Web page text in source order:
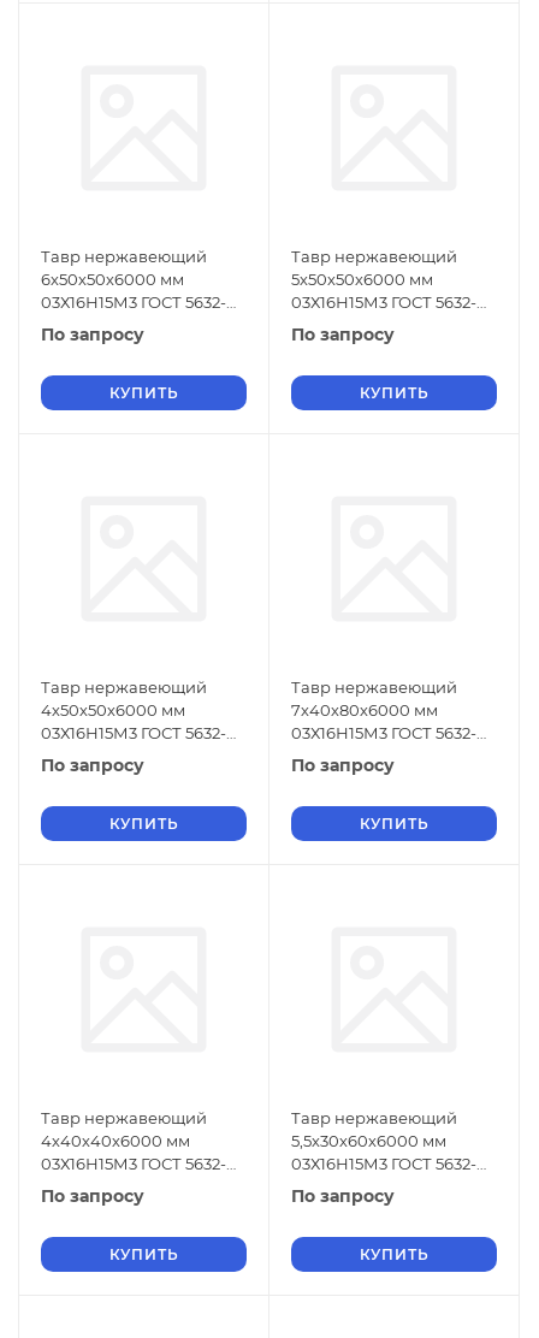
Тавр нержавеющий
6х50х50х6000 мм
03Х16Н15М3 ГОСТ 5632-
2014
По запросу
КУПИТЬ
Тавр нержавеющий
5х50х50х6000 мм
03Х16Н15М3 ГОСТ 5632-
2014
По запросу
КУПИТЬ
Тавр нержавеющий
4х50х50х6000 мм
03Х16Н15М3 ГОСТ 5632-
2014
По запросу
КУПИТЬ
Тавр нержавеющий
7х40х80х6000 мм
03Х16Н15М3 ГОСТ 5632-
2014
По запросу
КУПИТЬ
Тавр нержавеющий
4х40х40х6000 мм
03Х16Н15М3 ГОСТ 5632-
2014
По запросу
КУПИТЬ
Тавр нержавеющий
5,5х30х60х6000 мм
03Х16Н15М3 ГОСТ 5632-
2014
По запросу
КУПИТЬ